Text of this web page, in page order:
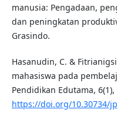
manusia: Pengadaan,
dan peningkatan
Grasindo.
Hasanudin, C. &
mahasiswa pada
Pendidikan Edutama,
https://doi.org/10.30734/